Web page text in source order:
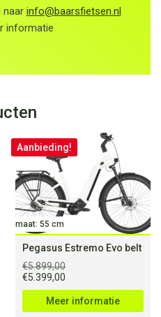
naar info@baarsfietsen.nl
informatie
maat: 55 cm
Aanbieding!
Pegasus Estremo Evo belt
€5.899,00
Oorspronkelijke
prijs
€5.899,00.
€5.399,00
prijs
is:
€5.399,00.
Meer informatie